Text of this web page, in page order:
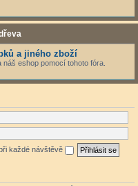
a jiného zboží
eshop pomocí tohoto fóra.
každé návštěvě